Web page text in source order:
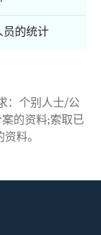
的统计
：个别人士/公
的资料;索取已
料。